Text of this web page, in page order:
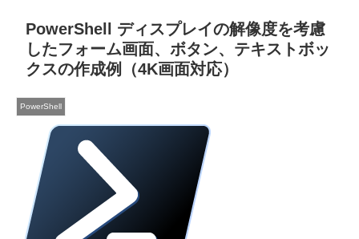
PowerShell ディスプレイの解像度を考慮
したフォーム画面、ボタン、テキストボッ
クスの作成例（4K画面対応）
PowerShell